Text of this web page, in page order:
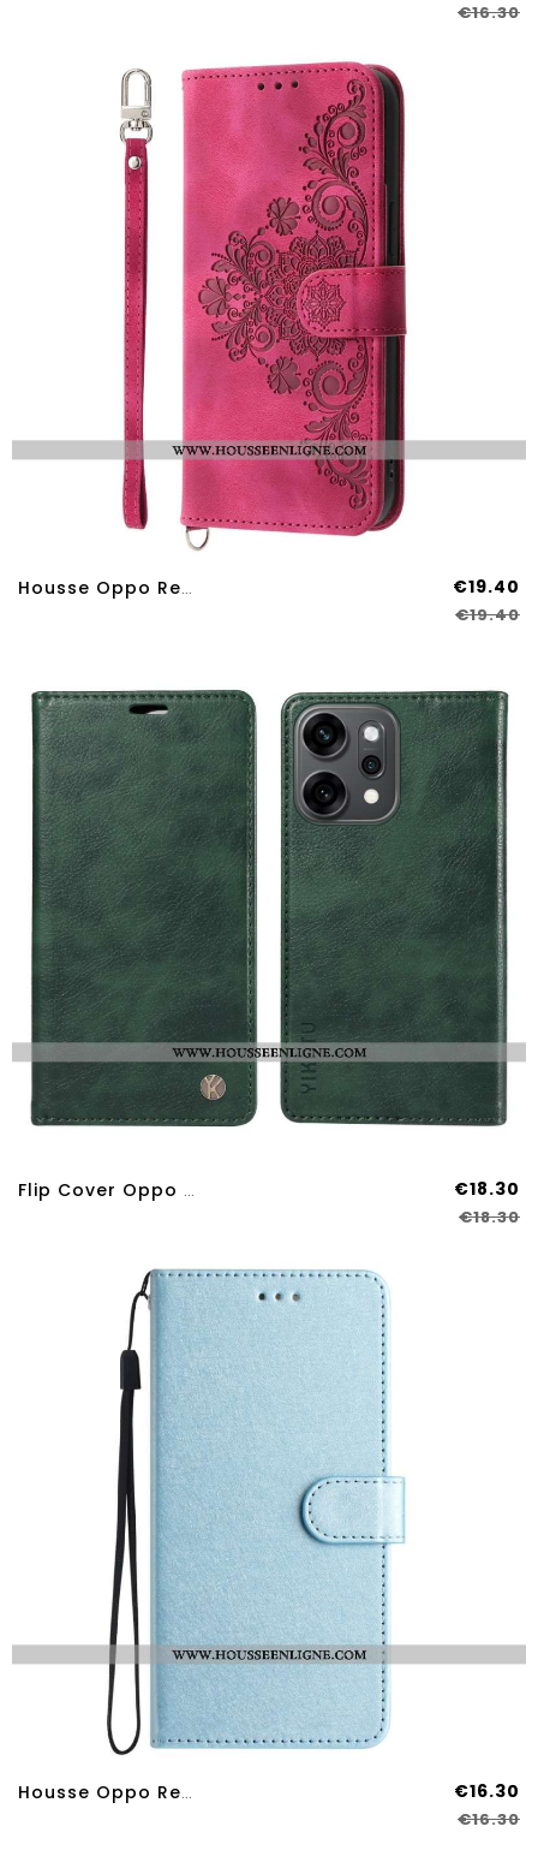
€16.30
Housse Oppo Reno 14 Pro 5G Effet Daim Dentelle Avec Lanière Et Bandoulière €19.40
€19.40
Flip Cover Oppo Reno 14 Pro 5G Simili Cuir Ciré YIKATU €18.30
€18.30
Housse Oppo Reno 14 Pro 5G Texture Soie €16.30
€16.30